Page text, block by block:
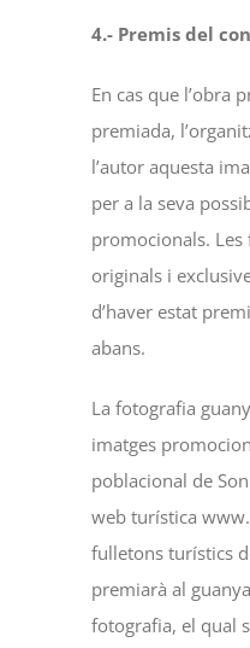
4.- Premis del
En cas que l’obra
premiada,
l’autor aquesta
per a la seva
promocionals.
originals i
d’haver estat
abans.
La fotografia
imatges
poblacional de
web turística
fulletons turístics
premiarà al
fotografia, el qual